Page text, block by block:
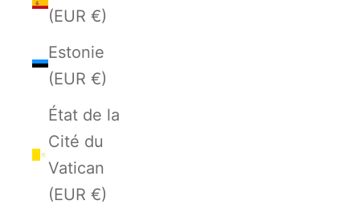
(EUR €)
Estonie
(EUR €)
État de la
Cité du
Vatican
(EUR €)